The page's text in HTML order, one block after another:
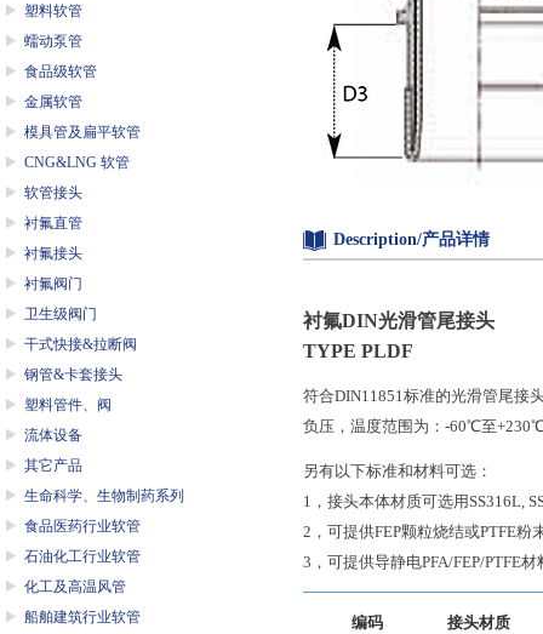
塑料软管
蠕动泵管
食品级软管
金属软管
模具管及扁平软管
CNG&LNG 软管
软管接头
衬氟直管
衬氟接头
衬氟阀门
卫生级阀门
干式快接&拉断阀
钢管&卡套接头
塑料管件、阀
流体设备
其它产品
生命科学、生物制药系列
食品医药行业软管
石油化工行业软管
化工及高温风管
船舶建筑行业软管
Description/产品详情
衬氟DIN光滑管尾接头
TYPE PLDF
符合DIN11851标准的光滑管尾接
负压，温度范围为： -60℃至+230℃
另有以下标准和材料可选：
1 ，接头本体材质可选用SS316L,
2 ，可提供FEP颗粒烧结或PTFE粉
3 ，可提供导静电PFA/FEP/PTFE材
编码 接头材质